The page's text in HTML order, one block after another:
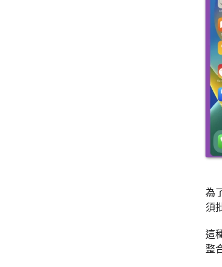
為
須
這
整